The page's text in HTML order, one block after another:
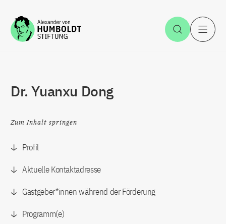
Zum Inhalt springen Suche
Dr. Yuanxu Dong
Zum Inhalt springen
Profil
Aktuelle Kontaktadresse
Gastgeber*innen während der Förderung
Programm(e)